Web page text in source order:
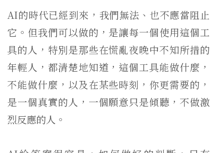
AI的時代已經到來，我們無法、也不應當阻止
它。但我們可以做的，是讓每一個使用這個工
具的人，特別是那些在慌亂夜晚中不知所措的
年輕人，都清楚地知道，這個工具能做什麼，
不能做什麼，以及在某些時刻，你更需要的，
是一個真實的人，一個願意只是傾聽，不做激
烈反應的人。